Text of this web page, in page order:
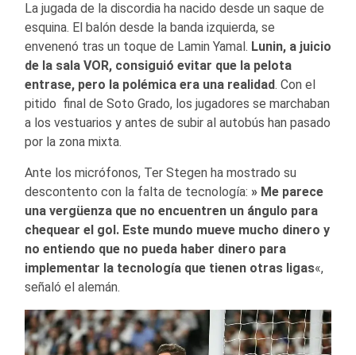
La jugada de la discordia ha nacido desde un saque de
esquina. El balón desde la banda izquierda, se
envenenó tras un toque de Lamin Yamal. Lunin, a juicio
de la sala VOR, consiguió evitar que la pelota
entrase, pero la polémica era una realidad. Con el
pitido final de Soto Grado, los jugadores se marchaban
a los vestuarios y antes de subir al autobús han pasado
por la zona mixta.
Ante los micrófonos, Ter Stegen ha mostrado su
descontento con la falta de tecnología: » Me parece
una vergüenza que no encuentren un ángulo para
chequear el gol. Este mundo mueve mucho dinero y
no entiendo que no pueda haber dinero para
implementar la tecnología que tienen otras ligas«,
señaló el alemán.